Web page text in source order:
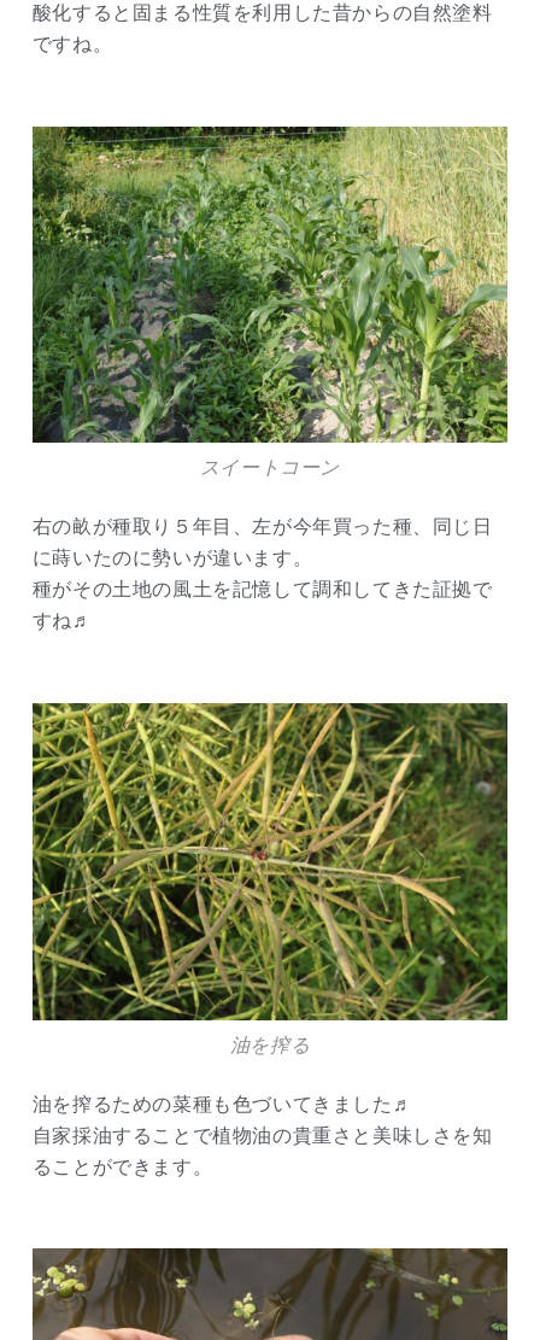
酸化すると固まる性質を利用した昔からの自然塗料
ですね。
スイートコーン
右の畝が種取り５年目、左が今年買った種、同じ日
に蒔いたのに勢いが違います。
種がその土地の風土を記憶して調和してきた証拠で
すね♬
油を搾る
油を搾るための菜種も色づいてきました♬
自家採油することで植物油の貴重さと美味しさを知
ることができます。